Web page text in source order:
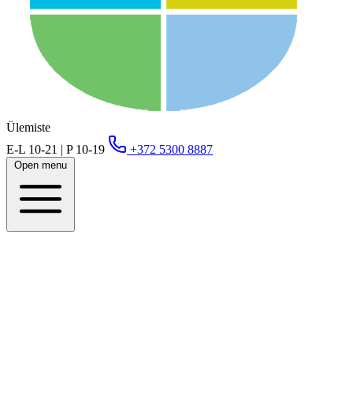
Ülemiste
E-L 10-21 | P 10-19
+372 5300 8887
Open menu